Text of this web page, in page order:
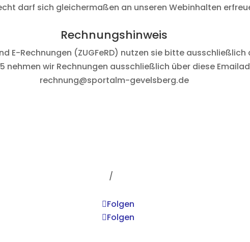
darf sich gleichermaßen an unseren Webinhalten
Rechnungshinweis
E-Rechnungen (ZUGFeRD) nutzen sie bitte ausschließlich
nehmen wir Rechnungen ausschließlich über diese
rechnung@sportalm-gevelsberg.de
/
Folgen
Folgen